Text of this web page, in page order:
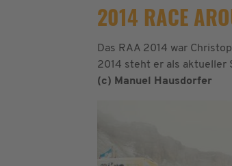
2014 RACE
Das RAA 2014 war
2014 steht er als aktueller
(c) Manuel Hausdorfer